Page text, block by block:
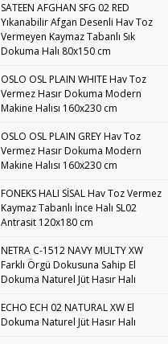
SATEEN AFGHAN SFG 02 RED
Yıkanabilir Afgan Desenli Hav Toz
Vermeyen Kaymaz Tabanlı Sık
Dokuma Halı 80x150 cm
OSLO OSL PLAIN WHITE Hav Toz
Vermez Hasır Dokuma Modern
Makine Halısı 160x230 cm
OSLO OSL PLAIN GREY Hav Toz
Vermez Hasır Dokuma Modern
Makine Halısı 160x230 cm
FONEKS HALI SİSAL Hav Toz Vermez
Kaymaz Tabanlı İnce Halı SL02
Antrasit 120x180 cm
NETRA C-1512 NAVY MULTY XW
Farklı Örgü Dokusuna Sahip El
Dokuma Naturel Jüt Hasır Halı
ECHO ECH 02 NATURAL XW El
Dokuma Naturel Jüt Hasır Halı